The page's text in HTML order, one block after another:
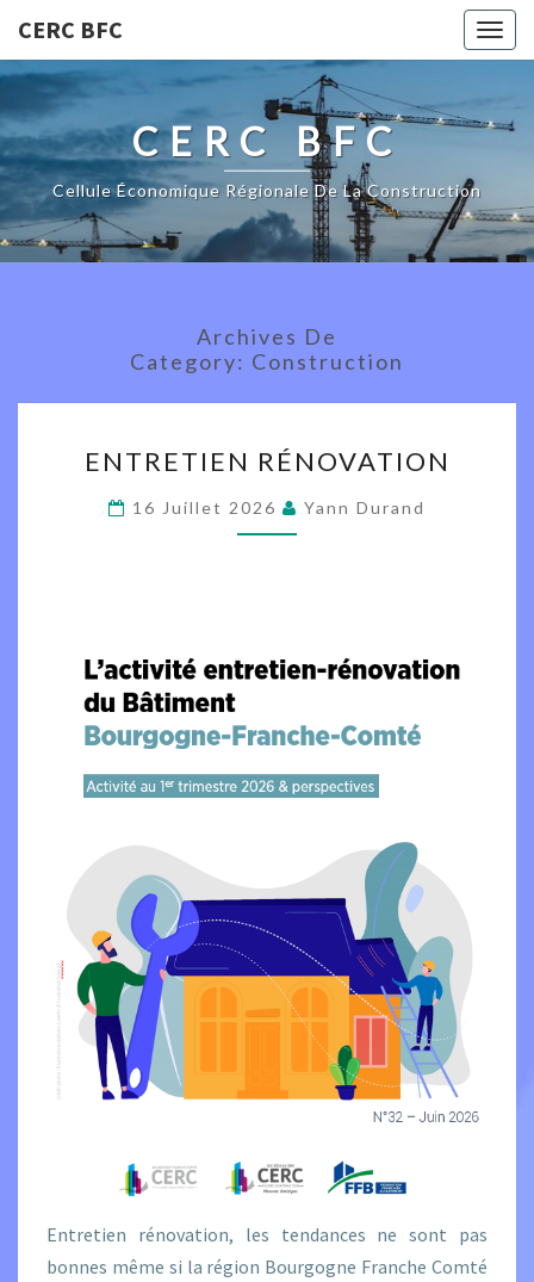
CERC BFC
CERC BFC
Cellule Économique Régionale De La Construction
Archives De
Category: Construction
RÉNOVATION
ENTRETIEN RÉNOVATION
16 Juillet 2026 Yann Durand
Entretien rénovation, les tendances ne sont pas
bonnes même si la région Bourgogne Franche Comté